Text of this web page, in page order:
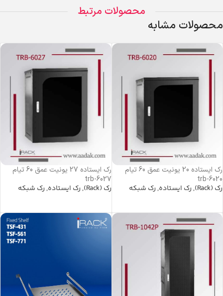
محصولات مرتبط
محصولات مشابه
رک ایستاده 20 یونیت عمق 60 تیام
trb-6020
رک (Rack) ,رک ایستاده,رک شبکه
رک ایستاده 27 یونیت عمق 60 تیام
trb-6027
رک (Rack) ,رک ایستاده,رک شبکه